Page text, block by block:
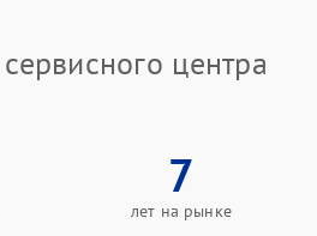
центра
7
лет на рынке